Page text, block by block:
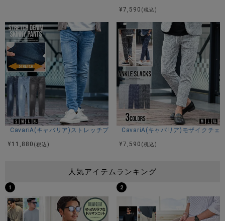
¥7,590 (税込)
CavariA(キャバリア)ストレッチプレーンスキニーデニムパンツ/全3色
¥ 11,880 (税込)
CavariA(キャバリア)モザイクチェ
¥7,590 (税込)
人気アイテムランキング
1 2